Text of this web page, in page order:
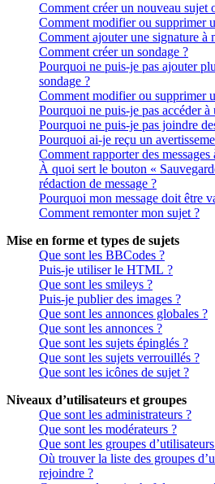
Comment créer un nouveau sujet
Comment modifier ou supprimer
Comment ajouter une signature à
Comment créer un sondage ?
Pourquoi ne puis-je pas ajouter
sondage ?
Comment modifier ou supprimer
Pourquoi ne puis-je pas accéder
Pourquoi ne puis-je pas joindre
Pourquoi ai-je reçu un
Comment rapporter des
À quoi sert le bouton «
rédaction de message ?
Pourquoi mon message doit être
Comment remonter mon sujet ?
Mise en forme et types de sujets
Que sont les BBCodes ?
Puis-je utiliser le HTML ?
Que sont les smileys ?
Puis-je publier des images ?
Que sont les annonces globales ?
Que sont les annonces ?
Que sont les sujets épinglés ?
Que sont les sujets verrouillés ?
Que sont les icônes de sujet ?
Niveaux d’utilisateurs et groupes
Que sont les administrateurs ?
Que sont les modérateurs ?
Que sont les groupes
Où trouver la liste des groupes
rejoindre ?